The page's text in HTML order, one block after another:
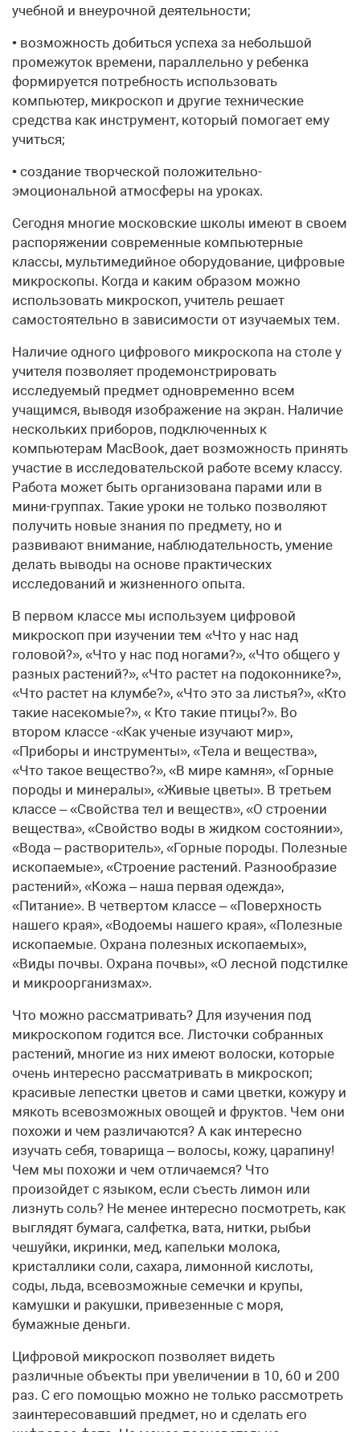
учебной и внеурочной деятельности;
• возможность добиться успеха за небольшой
промежуток времени, параллельно у ребенка
формируется потребность использовать
компьютер, микроскоп и другие технические
средства как инструмент, который помогает ему
учиться;
• создание творческой положительно-
эмоциональной атмосферы на уроках.
Сегодня многие московские школы имеют в своем
распоряжении современные компьютерные
классы, мультимедийное оборудование, цифровые
микроскопы. Когда и каким образом можно
использовать микроскоп, учитель решает
самостоятельно в зависимости от изучаемых тем.
Наличие одного цифрового микроскопа на столе у
учителя позволяет продемонстрировать
исследуемый предмет одновременно всем
учащимся, выводя изображение на экран. Наличие
нескольких приборов, подключенных к
компьютерам MacBook, дает возможность принять
участие в исследовательской работе всему классу.
Работа может быть организована парами или в
мини-группах. Такие уроки не только позволяют
получить новые знания по предмету, но и
развивают внимание, наблюдательность, умение
делать выводы на основе практических
исследований и жизненного опыта.
В первом классе мы используем цифровой
микроскоп при изучении тем «Что у нас над
головой?», «Что у нас под ногами?», «Что общего у
разных растений?», «Что растет на подоконнике?»,
«Что растет на клумбе?», «Что это за листья?», «Кто
такие насекомые?», « Кто такие птицы?». Во
втором классе -«Как ученые изучают мир»,
«Приборы и инструменты», «Тела и вещества»,
«Что такое вещество?», «В мире камня», «Горные
породы и минералы», «Живые цветы». В третьем
классе – «Свойства тел и веществ», «О строении
вещества», «Свойство воды в жидком состоянии»,
«Вода – растворитель», «Горные породы. Полезные
ископаемые», «Строение растений. Разнообразие
растений», «Кожа – наша первая одежда»,
«Питание». В четвертом классе – «Поверхность
нашего края», «Водоемы нашего края», «Полезные
ископаемые. Охрана полезных ископаемых»,
«Виды почвы. Охрана почвы», «О лесной подстилке
и микроорганизмах».
Что можно рассматривать? Для изучения под
микроскопом годится все. Листочки собранных
растений, многие из них имеют волоски, которые
очень интересно рассматривать в микроскоп;
красивые лепестки цветов и сами цветки, кожуру и
мякоть всевозможных овощей и фруктов. Чем они
похожи и чем различаются? А как интересно
изучать себя, товарища – волосы, кожу, царапину!
Чем мы похожи и чем отличаемся? Что
произойдет с языком, если съесть лимон или
лизнуть соль? Не менее интересно посмотреть, как
выглядят бумага, салфетка, вата, нитки, рыбьи
чешуйки, икринки, мед, капельки молока,
кристаллики соли, сахара, лимонной кислоты,
соды, льда, всевозможные семечки и крупы,
камушки и ракушки, привезенные с моря,
бумажные деньги.
Цифровой микроскоп позволяет видеть
различные объекты при увеличении в 10, 60 и 200
раз. С его помощью можно не только рассмотреть
заинтересовавший предмет, но и сделать его